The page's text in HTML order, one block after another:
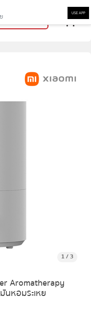
USE APP
1 / 3
Aromatherapy
หอมระเหย